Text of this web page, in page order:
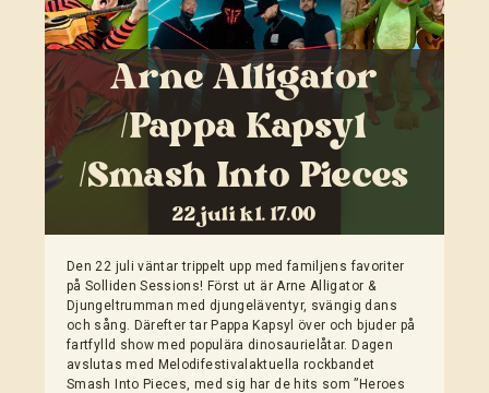
Arne Alligator
/Pappa Kapsyl
/Smash Into Pieces
22 juli kl. 17.00
Den 22 juli väntar trippelt upp med familjens favoriter
på Solliden Sessions! Först ut är Arne Alligator &
Djungeltrumman med djungeläventyr, svängig dans
och sång. Därefter tar Pappa Kapsyl över och bjuder på
fartfylld show med populära dinosaurielåtar. Dagen
avslutas med Melodifestivalaktuella rockbandet
Smash Into Pieces, med sig har de hits som ”Heroes